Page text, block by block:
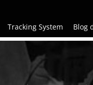
Tracking System Blog